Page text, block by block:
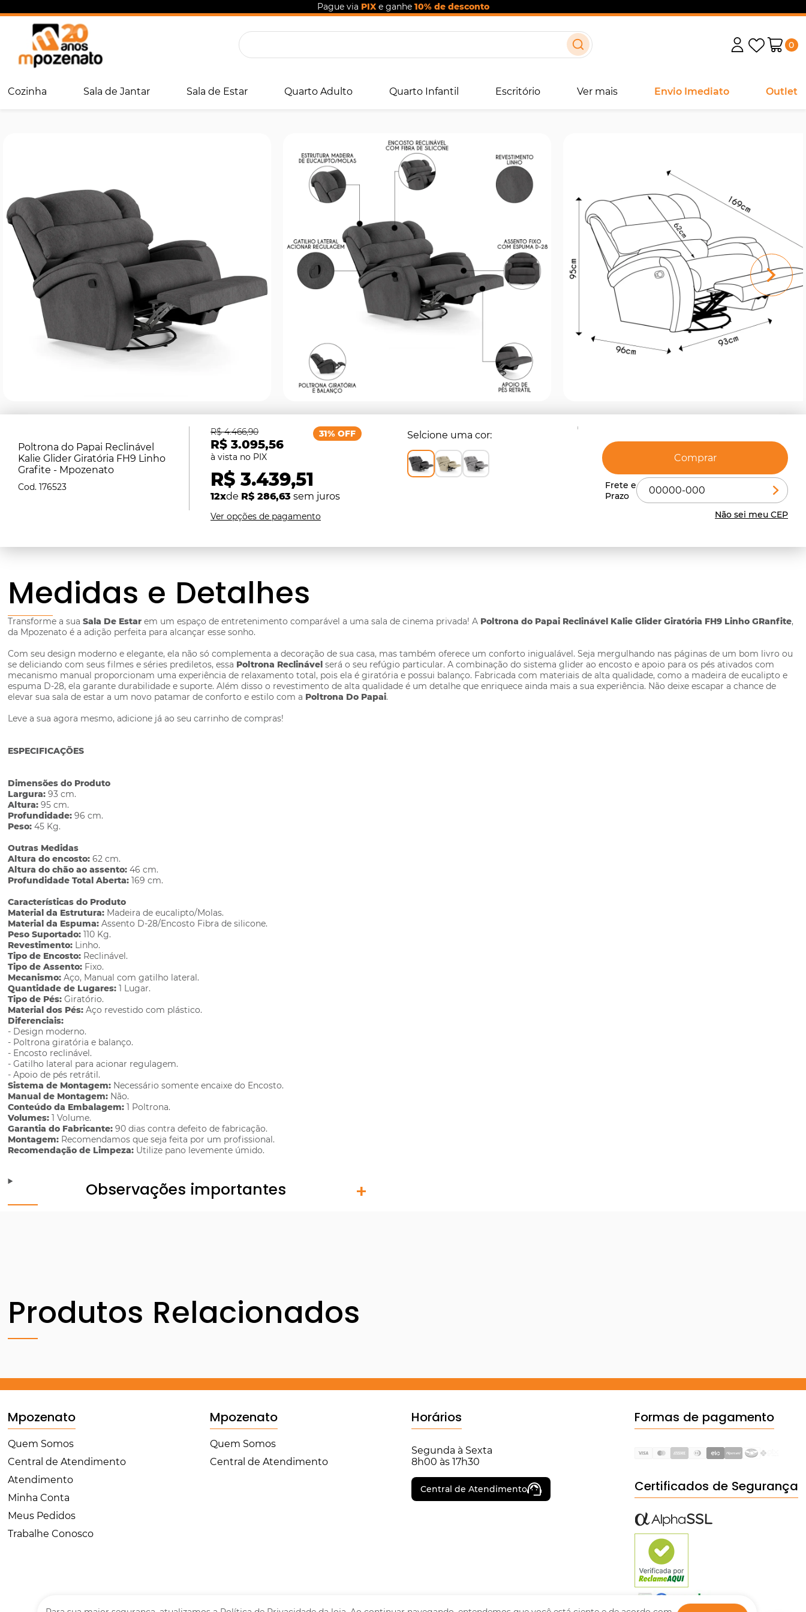
Pague via PIXe ganhe 10% de desconto
0
Cozinha Sala de Jantar Sala de Estar Quarto Adulto Quarto Infantil Escritório Ver mais Envio Imediato Outlet
Poltrona do Papai Reclinável
Kalie Glider Giratória FH9 Linho
Grafite - Mpozenato
176523
R$ 3.095,56
R$ 4.466,90
R$ 3.439,51
12xde R$ 286,63 sem juros
31% OFF
Ver opções de pagamento
Selcione uma cor
Comprar
Não sei meu CEP
Medidas e Detalhes
Transforme a suaSala De Estar em um espaço de entretenimento comparável a uma sala de cinema privada! A Poltrona do Papai Reclinável Kalie Glider Giratória FH9 Linho GRanfite,
da Mpozenato é a adição perfeita para alcançar esse sonho.
Com seu design moderno e elegante, ela não só complementa a decoração de sua casa, mas também oferece um conforto inigualável. Seja mergulhando nas páginas de um bom livro ou
se deliciando com seus filmes e séries prediletos, essa Poltrona Reclinável será o seu refúgio particular. A combinação do sistema glider ao encosto e apoio para os pés ativados com
mecanismo manual proporcionam uma experiência de relaxamento total, pois ela é giratória e possui balanço. Fabricada com materiais de alta qualidade, como a madeira de eucalipto e
espuma D-28, ela garante durabilidade e suporte. Além disso o revestimento de alta qualidade é um detalhe que enriquece ainda mais a sua experiência. Não deixe escapar a chance de
elevar sua sala de estar a um novo patamar de conforto e estilo com a Poltrona Do Papai.
Leve a sua agora mesmo, adicione já ao seu carrinho de compras!
ESPECIFICAÇÕES
Dimensões do Produto
Largura: 93 cm.
Altura: 95 cm.
Profundidade: 96 cm.
Peso: 45 Kg.
Outras Medidas
Altura do encosto: 62 cm.
Altura do chão ao assento: 46 cm.
Profundidade Total Aberta: 169 cm.
Características do Produto
Material da Estrutura: Madeira de eucalipto/Molas.
Material da Espuma: Assento D-28/Encosto Fibra de silicone.
Peso Suportado: 110 Kg.
Revestimento: Linho.
Tipo de Encosto: Reclinável.
Tipo de Assento: Fixo.
Mecanismo: Aço, Manual com gatilho lateral.
Quantidade de Lugares: 1 Lugar.
Tipo de Pés: Giratório.
Material dos Pés: Aço revestido com plástico.
Diferenciais:
- Design moderno.
- Poltrona giratória e balanço.
- Encosto reclinável.
- Gatilho lateral para acionar regulagem.
- Apoio de pés retrátil.
Sistema de Montagem: Necessário somente encaixe do Encosto.
Manual de Montagem: Não.
Conteúdo da Embalagem: 1 Poltrona.
Volumes: 1 Volume.
Garantia do Fabricante: 90 dias contra defeito de fabricação.
Montagem: Recomendamos que seja feita por um profissional.
Recomendação de Limpeza: Utilize pano levemente úmido.
Observações importantes
Produtos Relacionados
Mpozenato
Quem Somos
Central de Atendimento
Atendimento
Minha Conta
Meus Pedidos
Trabalhe Conosco
Mpozenato
Quem Somos
Central de Atendimento
Horários
Segunda à Sexta
8h00 às 17h30
Central de Atendimento
Formas de pagamento
Certificados de Segurança